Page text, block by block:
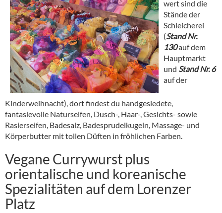
wert sind die
Stände der
Schleicherei
(Stand Nr.
130auf dem
Hauptmarkt
und Stand Nr. 6
auf der
Kinderweihnacht), dort findest du handgesiedete,
fantasievolle Naturseifen, Dusch-, Haar-, Gesichts- sowie
Rasierseifen, Badesalz, Badesprudelkugeln, Massage- und
Körperbutter mit tollen Düften in fröhlichen Farben.
Vegane Currywurst plus
orientalische und koreanische
Spezialitäten auf dem Lorenzer
Platz